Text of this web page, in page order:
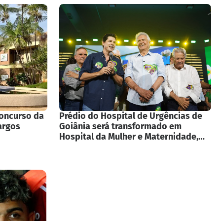
da
Prédio do Hospital de Urgências de
Goiânia será transformado em
Hospital da Mulher e Maternidade,